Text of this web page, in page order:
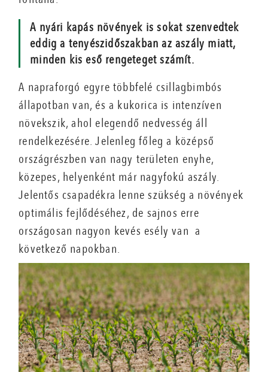
A nyári kapás növények is sokat szenvedtek
eddig a tenyészidőszakban az aszály miatt,
minden kis eső rengeteget számít.
A napraforgó egyre többfelé csillagbimbós
állapotban van, és a kukorica is intenzíven
növekszik, ahol elegendő nedvesség áll
rendelkezésére. Jelenleg főleg a középső
országrészben van nagy területen enyhe,
közepes, helyenként már nagyfokú aszály.
Jelentős csapadékra lenne szükség a növények
optimális fejlődéséhez, de sajnos erre
országosan nagyon kevés esély van a
következő napokban.